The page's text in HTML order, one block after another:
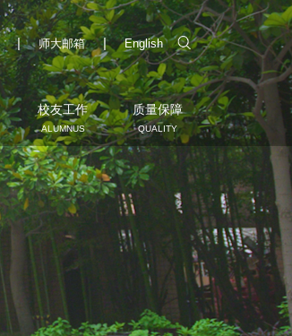
| 师大邮箱 | English
校友工作
ALUMNUS
质量保障
QUALITY